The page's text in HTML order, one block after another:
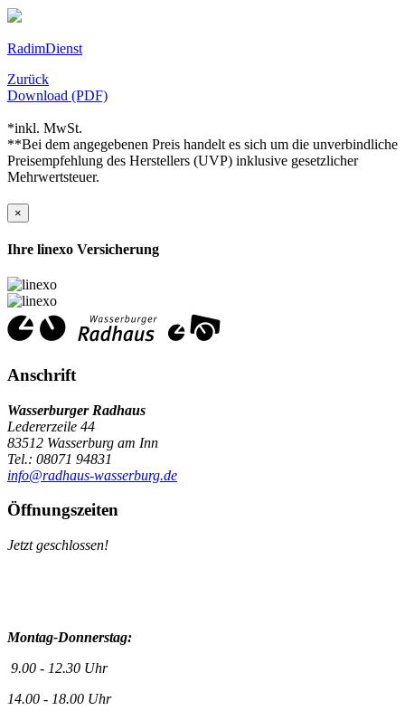
RadimDienst
Zurück
Download (PDF)
*inkl. MwSt.
**Bei dem angegebenen Preis handelt es sich um die unverbindliche
Preisempfehlung des Herstellers (UVP) inklusive gesetzlicher
Mehrwertsteuer.
×
Ihre linexo Versicherung
Anschrift
Wasserburger Radhaus
Ledererzeile 44
83512 Wasserburg am Inn
Tel.: 08071 94831
info@radhaus-wasserburg.de
Öffnungszeiten
Jetzt geschlossen!
Montag-Donnerstag:
9.00 - 12.30 Uhr
14.00 - 18.00 Uhr